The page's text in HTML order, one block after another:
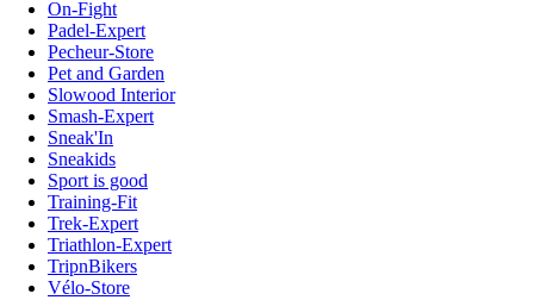
On-Fight
Padel-Expert
Pecheur-Store
Pet and Garden
Slowood Interior
Smash-Expert
Sneak'In
Sneakids
Sport is good
Training-Fit
Trek-Expert
Triathlon-Expert
TripnBikers
Vélo-Store